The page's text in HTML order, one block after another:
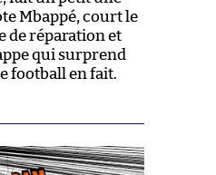
Mbappé, court le
de réparation et
qui surprend
football en fait.